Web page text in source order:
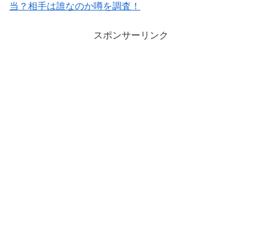
当？相手は誰なのか噂を調査！
スポンサーリンク